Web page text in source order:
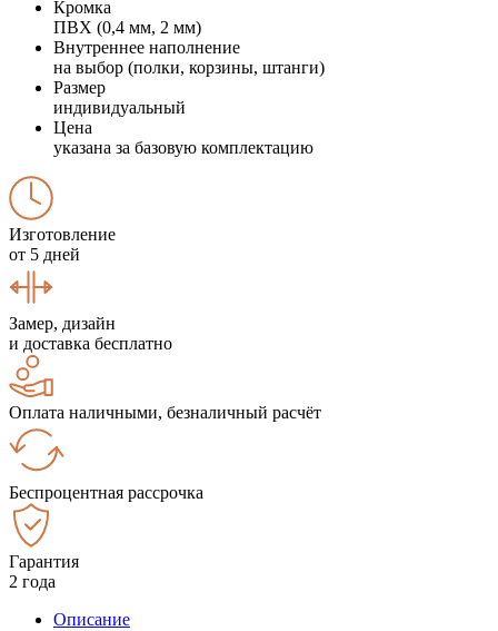
Кромка
ПВХ (0,4 мм, 2 мм)
Внутреннее наполнение
на выбор (полки, корзины, штанги)
Размер
индивидуальный
Цена
указана за базовую комплектацию
Изготовление
от 5 дней
Замер, дизайн
и доставка бесплатно
Оплата наличными, безналичный расчёт
Беспроцентная рассрочка
Гарантия
2 года
Описание